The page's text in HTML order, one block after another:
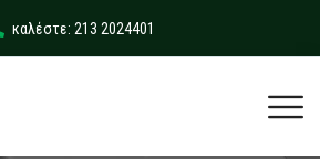
καλέστε: 213 2024401